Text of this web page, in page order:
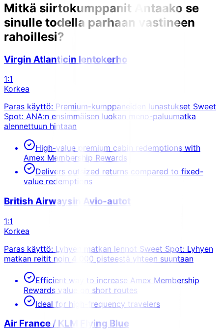
Mitkä siirtokumppanit
Antaako se
sinulle todella parhaan vastineen
rahoillesi?
Virgin Atlanticin lentokerho
1:1
Korkea
Paras käyttö: Premium-kumppaneiden lunastukset Sweet
Spot: ANA:n ensimmäisen luokan meno-paluumatka
alennettuun hintaan
High-value premium cabin redemptions with
Amex Membership Rewards
Delivers outsized returns compared to fixed-
value redemptions
British Airwaysin Avio-autot
1:1
Korkea
Paras käyttö: Lyhyen matkan lennot Sweet Spot: Lyhyen
matkan reitit noin 4 000 pisteestä yhteen suuntaan
Efficient way to increase Amex Membership
Rewards value on short routes
Ideal for high-frequency travelers
Air France / KLM Flying Blue